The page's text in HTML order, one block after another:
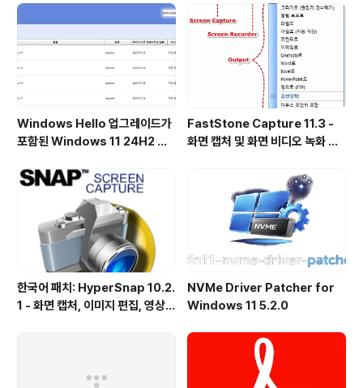
Windows Hello 업그레이드가
포함된 Windows 11 24H2 및
출시
FastStone Capture 11.3 -
화면 캡처 및 화면 비디오 녹화 도
한국어 패치: HyperSnap 10.2.
1 - 화면 캡처, 이미지 편집, 영상
NVMe Driver Patcher for
Windows 11 5.2.0